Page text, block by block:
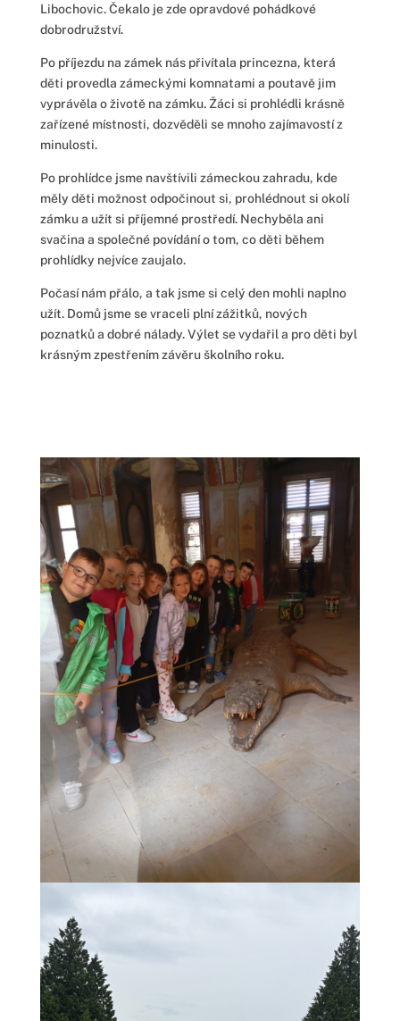
Libochovic. Čekalo je zde opravdové pohádkové
dobrodružství.
Po příjezdu na zámek nás přivítala princezna, která
děti provedla zámeckými komnatami a poutavě jim
vyprávěla o životě na zámku. Žáci si prohlédli krásně
zařízené místnosti, dozvěděli se mnoho zajímavostí z
minulosti.
Po prohlídce jsme navštívili zámeckou zahradu, kde
měly děti možnost odpočinout si, prohlédnout si okolí
zámku a užít si příjemné prostředí. Nechyběla ani
svačina a společné povídání o tom, co děti během
prohlídky nejvíce zaujalo.
Počasí nám přálo, a tak jsme si celý den mohli naplno
užít. Domů jsme se vraceli plní zážitků, nových
poznatků a dobré nálady. Výlet se vydařil a pro děti byl
krásným zpestřením závěru školního roku.